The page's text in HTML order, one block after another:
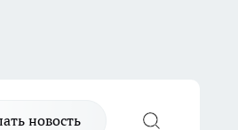
новость